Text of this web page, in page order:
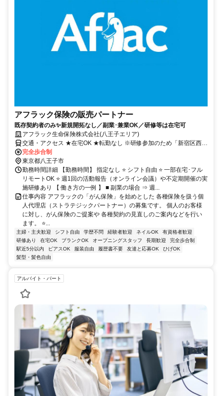
アフラック保険の販売パートナー
既存契約者のみ✨新規開拓なし／副業･兼業OK／研修等は在宅可
アフラック生命保険株式会社(八王子エリア)
交通・アクセス ★在宅OK ★転勤なし ※研修参加のため「新宿区西新
宿」への出社あり
完全歩合制
東京都八王子市
勤務時間詳細 【勤務時間】 指定なし ⭐ シフト自由 ⭐ 一部在宅･フル
リモートOK ⭐ 週1回の活動報告（オンライン会議）や不定期開催の実
施研修あり 【 働き方の一例 】 ■ 副業の場合 ⇒ 週...
仕事内容 アフラックの「がん保険」を始めとした 各種保険を扱う個
人代理店（ストラテジックパートナー）の募集です。 個人のお客様
に対し、がん保険のご提案や 各種契約の見直しのご案内などを行い
ます。 ⭐...
主婦・主夫歓迎 シフト自由 学歴不問 経験者歓迎 ネイルOK
有資格者歓迎
研修あり
在宅OK ブランクOK オープニングスタッフ 長期歓迎
完全歩合制
駅近5分以内
ピアスOK 服装自由 履歴書不要 友達と応募OK
ひげOK
髪型・髪色自由
アルバイト・パート